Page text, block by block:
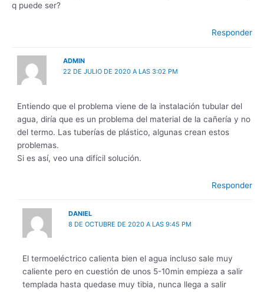
q puede ser?
Responder
ADMIN
22 DE JULIO DE 2020 A LAS 3:02 PM
Entiendo que el problema viene de la instalación tubular del
agua, diría que es un problema del material de la cañería y no
del termo. Las tuberías de plástico, algunas crean estos
problemas.
Si es así, veo una difícil solución.
Responder
DANIEL
8 DE OCTUBRE DE 2020 A LAS 9:45 PM
El termoeléctrico calienta bien el agua incluso sale muy
caliente pero en cuestión de unos 5-10min empieza a salir
templada hasta quedase muy tibia, nunca llega a salir